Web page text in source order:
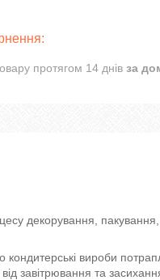
протягом 14 днів за
декорування, пакування,
вироби
завітрювання та